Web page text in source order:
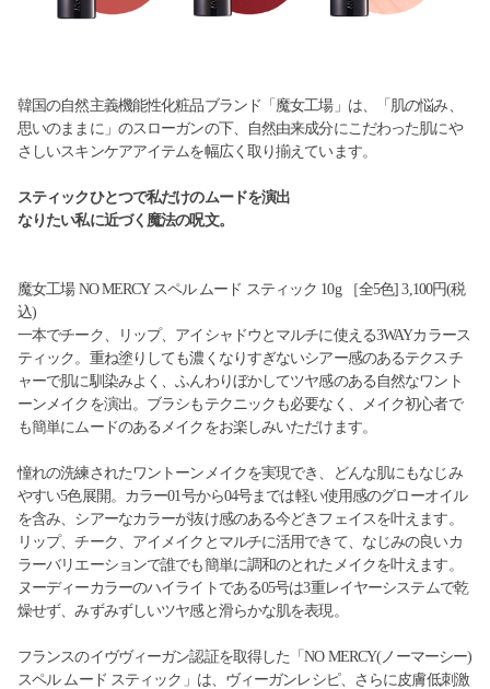
韓国の自然主義機能性化粧品ブランド「魔女工場」は、「肌の悩み、
思いのままに」のスローガンの下、自然由来成分にこだわった肌にや
さしいスキンケアアイテムを幅広く取り揃えています。
スティックひとつで私だけのムードを演出
なりたい私に近づく魔法の呪文。
魔女工場 NO MERCY スペル ムード スティック 10g ［全5色] 3,100円(税
込)
一本でチーク、リップ、アイシャドウとマルチに使える3WAYカラース
ティック。重ね塗りしても濃くなりすぎないシアー感のあるテクスチ
ャーで肌に馴染みよく、ふんわりぼかしてツヤ感のある自然なワント
ーンメイクを演出。ブラシもテクニックも必要なく、メイク初心者で
も簡単にムードのあるメイクをお楽しみいただけます。
憧れの洗練されたワントーンメイクを実現でき、どんな肌にもなじみ
やすい5色展開。カラー01号から04号までは軽い使用感のグローオイル
を含み、シアーなカラーが抜け感のある今どきフェイスを叶えます。
リップ、チーク、アイメイクとマルチに活用できて、なじみの良いカ
ラーバリエーションで誰でも簡単に調和のとれたメイクを叶えます。
ヌーディーカラーのハイライトである05号は3重レイヤーシステムで乾
燥せず、みずみずしいツヤ感と滑らかな肌を表現。
フランスのイヴヴィーガン認証を取得した「NO MERCY(ノーマーシー)
スペル ムード スティック」は、ヴィーガンレシピ、さらに皮膚低刺激